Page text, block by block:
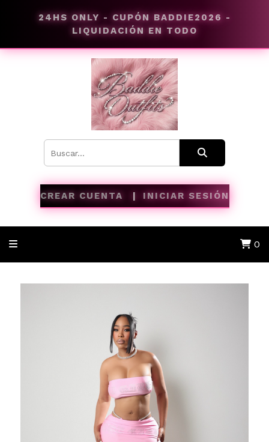
24HS ONLY - CUPÓN BADDIE2026 -
LIQUIDACIÓN EN TODO
CREAR CUENTA INICIAR SESIÓN
0